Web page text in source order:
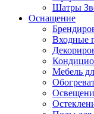
Шатры
Оснащение
Входные
Мебель